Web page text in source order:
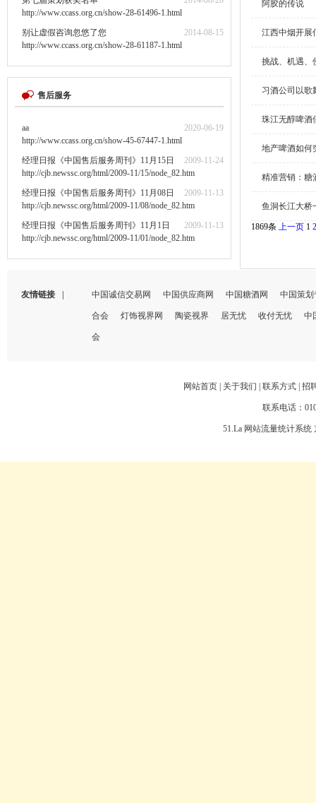
http://www.ccass.org.cn/show-28-61496-1.html
2014-08-15
别让虚假咨询忽悠了您
http://www.ccass.org.cn/show-28-61187-1.html
售后服务
2020-06-19
aa
http://www.ccass.org.cn/show-45-67447-1.html
2009-11-24
经理日报《中国售后服务周刊》11月15日
http://cjb.newssc.org/html/2009-11/15/node_82.htm
2009-11-13
经理日报《中国售后服务周刊》11月08日
http://cjb.newssc.org/html/2009-11/08/node_82.htm
2009-11-13
经理日报《中国售后服务周刊》11月1日
http://cjb.newssc.org/html/2009-11/01/node_82.htm
阿胶的传说
江西中烟开展
挑战、机遇、
习酒公司以歌
珠江无醇啤酒
地产啤酒如何
精准营销：糖
鱼洞长江大桥
1869条 上一页 1 2
友情链接 中国诚信交易网 中国供应商网 中国糖酒网 中国策划
合会 灯饰视界网 陶瓷视界 居无忧 收付无忧 中
会
网站首页 关于我们 联系方式 招
联系电话：
51.La 网站流量统计系统